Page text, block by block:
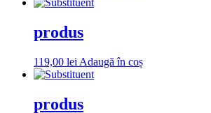
produs
119,00 lei Adaugă în coș
produs